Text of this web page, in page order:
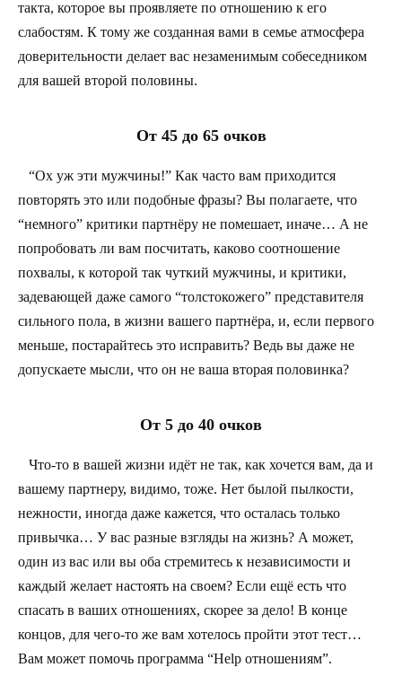
такта, которое вы проявляете по отношению к его
слабостям. К тому же созданная вами в семье атмосфера
доверительности делает вас незаменимым собеседником
для вашей второй половины.
От 45 до 65 очков
“Ох уж эти мужчины!” Как часто вам приходится
повторять это или подобные фразы? Вы полагаете, что
“немного” критики партнёру не помешает, иначе… А не
попробовать ли вам посчитать, каково соотношение
похвалы, к которой так чуткий мужчины, и критики,
задевающей даже самого “толстокожего” представителя
сильного пола, в жизни вашего партнёра, и, если первого
меньше, постарайтесь это исправить? Ведь вы даже не
допускаете мысли, что он не ваша вторая половинка?
От 5 до 40 очков
Что-то в вашей жизни идёт не так, как хочется вам, да и
вашему партнеру, видимо, тоже. Нет былой пылкости,
нежности, иногда даже кажется, что осталась только
привычка… У вас разные взгляды на жизнь? А может,
один из вас или вы оба стремитесь к независимости и
каждый желает настоять на своем? Если ещё есть что
спасать в ваших отношениях, скорее за дело! В конце
концов, для чего-то же вам хотелось пройти этот тест…
Вам может помочь программа “Help отношениям”.